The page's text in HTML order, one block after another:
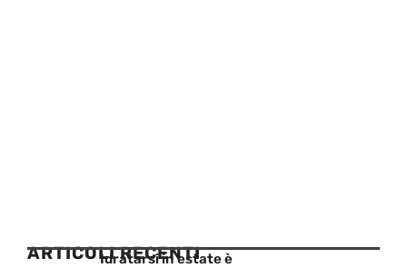
ARTICOLI RECENTI
Idratarsi in estate è